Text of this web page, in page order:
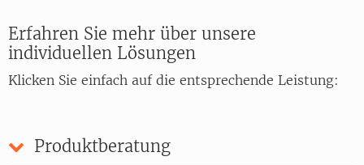
Erfahren Sie mehr über unsere
individuellen Lösungen
Klicken Sie einfach auf die entsprechende Leistung:
Produktberatung